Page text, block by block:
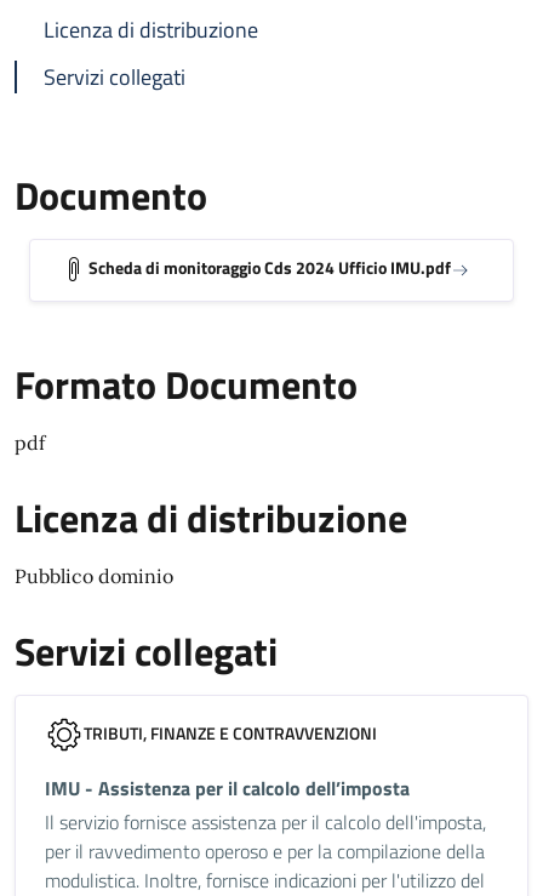
Licenza di distribuzione
Servizi collegati
Documento
Scheda di monitoraggio Cds 2024 Ufficio IMU.pdf
Formato Documento
pdf
Licenza di distribuzione
Pubblico dominio
Servizi collegati
TRIBUTI, FINANZE E CONTRAVVENZIONI
IMU - Assistenza per il calcolo dell’imposta
Il servizio fornisce assistenza per il calcolo dell'imposta,
per il ravvedimento operoso e per la compilazione della
modulistica. Inoltre, fornisce indicazioni per l'utilizzo del